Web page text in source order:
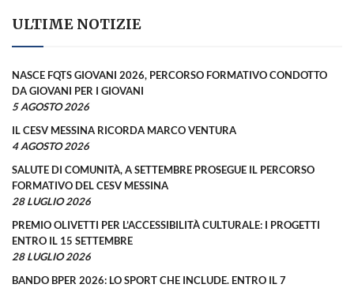
ULTIME NOTIZIE
NASCE FQTS GIOVANI 2026, PERCORSO FORMATIVO CONDOTTO
DA GIOVANI PER I GIOVANI
5 AGOSTO 2026
IL CESV MESSINA RICORDA MARCO VENTURA
4 AGOSTO 2026
SALUTE DI COMUNITÀ, A SETTEMBRE PROSEGUE IL PERCORSO
FORMATIVO DEL CESV MESSINA
28 LUGLIO 2026
PREMIO OLIVETTI PER L’ACCESSIBILITÀ CULTURALE: I PROGETTI
ENTRO IL 15 SETTEMBRE
28 LUGLIO 2026
BANDO BPER 2026: LO SPORT CHE INCLUDE. ENTRO IL 7